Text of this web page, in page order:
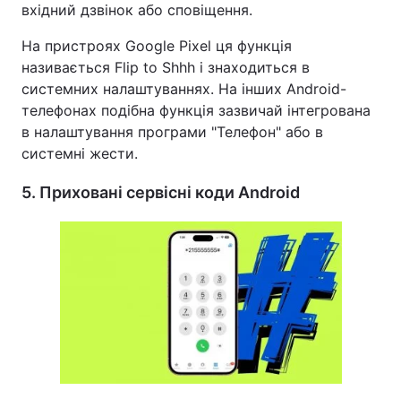
вхідний дзвінок або сповіщення.
На пристроях Google Pixel ця функція
називається Flip to Shhh і знаходиться в
системних налаштуваннях. На інших Android-
телефонах подібна функція зазвичай інтегрована
в налаштування програми "Телефон" або в
системні жести.
5. Приховані сервісні коди Android